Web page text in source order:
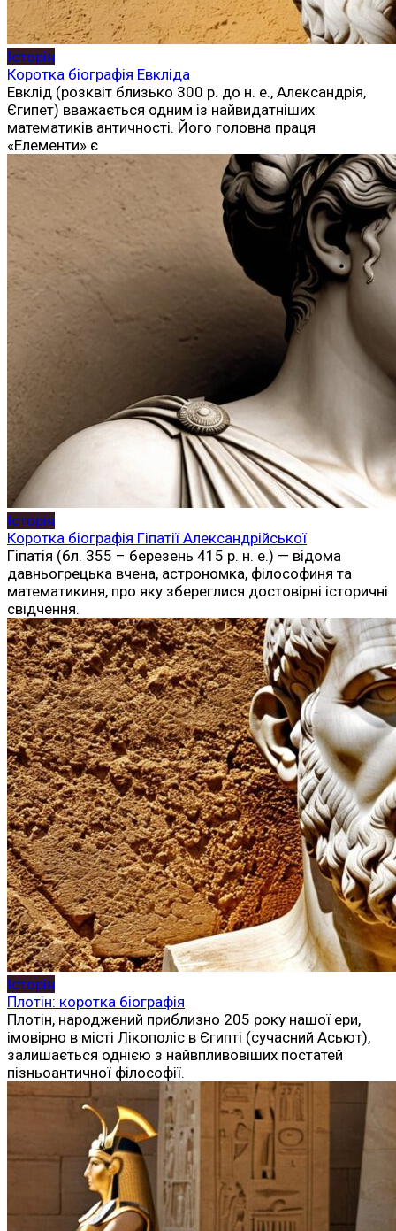
Історія
Коротка біографія Евкліда
Евклід (розквіт близько 300 р. до н. е., Александрія,
Єгипет) вважається одним із найвидатніших
математиків античності. Його головна праця
«Елементи» є
Історія
Коротка біографія Гіпатії Александрійської
Гіпатія (бл. 355 – березень 415 р. н. е.) — відома
давньогрецька вчена, астрономка, філософиня та
математикиня, про яку збереглися достовірні історичні
свідчення.
Історія
Плотін: коротка біографія
Плотін, народжений приблизно 205 року нашої ери,
імовірно в місті Лікополіс в Єгипті (сучасний Асьют),
залишається однією з найвпливовіших постатей
пізньоантичної філософії.